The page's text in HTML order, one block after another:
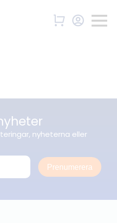
nyheterna eller
Prenumerera